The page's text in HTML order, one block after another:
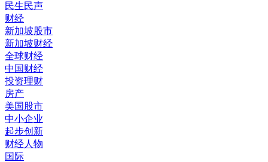
民生民声
财经
新加坡股市
新加坡财经
全球财经
中国财经
投资理财
房产
美国股市
中小企业
起步创新
财经人物
国际